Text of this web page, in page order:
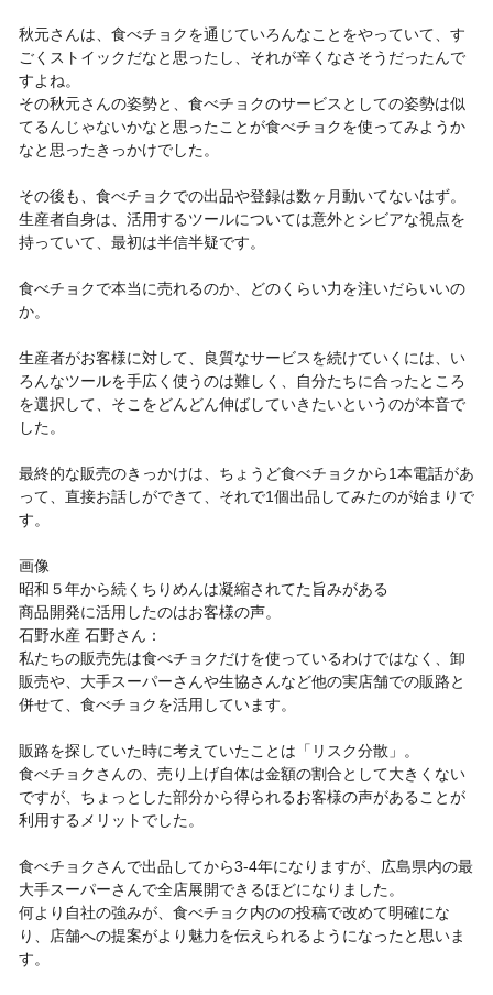
秋元さんは、食べチョクを通じていろんなことをやっていて、す
ごくストイックだなと思ったし、それが辛くなさそうだったんで
すよね。
その秋元さんの姿勢と、食べチョクのサービスとしての姿勢は似
てるんじゃないかなと思ったことが食べチョクを使ってみようか
なと思ったきっかけでした。
その後も、食べチョクでの出品や登録は数ヶ月動いてないはず。
生産者自身は、活用するツールについては意外とシビアな視点を
持っていて、最初は半信半疑です。
食べチョクで本当に売れるのか、どのくらい力を注いだらいいの
か。
生産者がお客様に対して、良質なサービスを続けていくには、い
ろんなツールを手広く使うのは難しく、自分たちに合ったところ
を選択して、そこをどんどん伸ばしていきたいというのが本音で
した。
最終的な販売のきっかけは、ちょうど食べチョクから1本電話があ
って、直接お話しができて、それで1個出品してみたのが始まりで
す。
画像
昭和５年から続くちりめんは凝縮されてた旨みがある
商品開発に活用したのはお客様の声。
石野水産 石野さん：
私たちの販売先は食べチョクだけを使っているわけではなく、卸
販売や、大手スーパーさんや生協さんなど他の実店舗での販路と
併せて、食べチョクを活用しています。
販路を探していた時に考えていたことは「リスク分散」。
食べチョクさんの、売り上げ自体は金額の割合として大きくない
ですが、ちょっとした部分から得られるお客様の声があることが
利用するメリットでした。
食べチョクさんで出品してから3-4年になりますが、広島県内の最
大手スーパーさんで全店展開できるほどになりました。
何より自社の強みが、食べチョク内のの投稿で改めて明確にな
り、店舗への提案がより魅力を伝えられるようになったと思いま
す。